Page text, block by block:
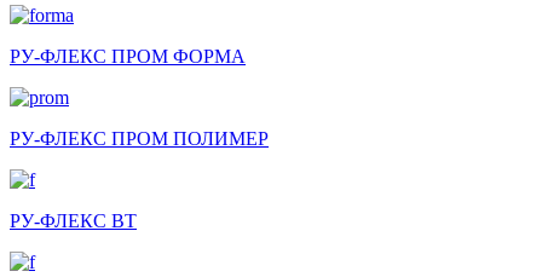
РУ-ФЛЕКС ПРОМ ФОРМА
РУ-ФЛЕКС ПРОМ ПОЛИМЕР
РУ-ФЛЕКС ВТ